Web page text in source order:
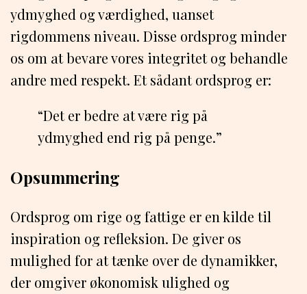
ydmyghed og værdighed, uanset
rigdommens niveau. Disse ordsprog minder
os om at bevare vores integritet og behandle
andre med respekt. Et sådant ordsprog er:
“Det er bedre at være rig på
ydmyghed end rig på penge.”
Opsummering
Ordsprog om rige og fattige er en kilde til
inspiration og refleksion. De giver os
mulighed for at tænke over de dynamikker,
der omgiver økonomisk ulighed og